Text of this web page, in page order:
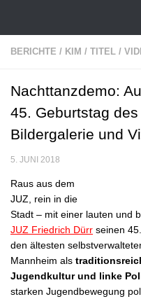
BERICHTE / KIM / TITEL /
Nachttanzdemo:
45. Geburtstag
Bildergalerie und
5. JUNI 2018
Raus aus dem
JUZ, rein in die
Stadt – mit einer lauten und
JUZ Friedrich Dürr seinen
den ältesten
Mannheim als
Jugendkultur und linke
starken Jugendbewegung